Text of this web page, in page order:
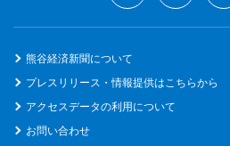
熊谷経済新聞について
プレスリリース・情報提供はこちらから
アクセスデータの利用について
お問い合わせ